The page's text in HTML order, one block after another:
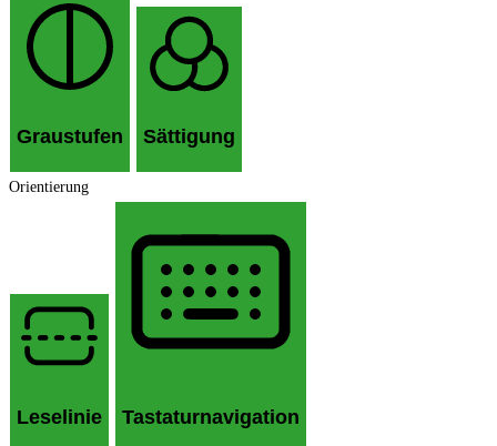
Graustufen Sättigung
Orientierung
Leselinie Tastaturnavigation